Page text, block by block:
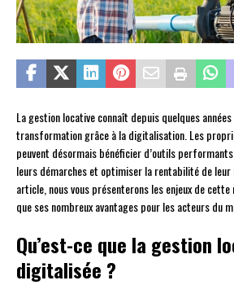
La gestion locative connaît depuis quelques
transformation grâce à la digitalisation. Les
peuvent désormais bénéficier d’outils
leurs démarches et optimiser la rentabilité de leur
article, nous vous présenterons les enjeux de
que ses nombreux avantages pour les acteurs du
Qu’est-ce que la gestion
digitalisée ?